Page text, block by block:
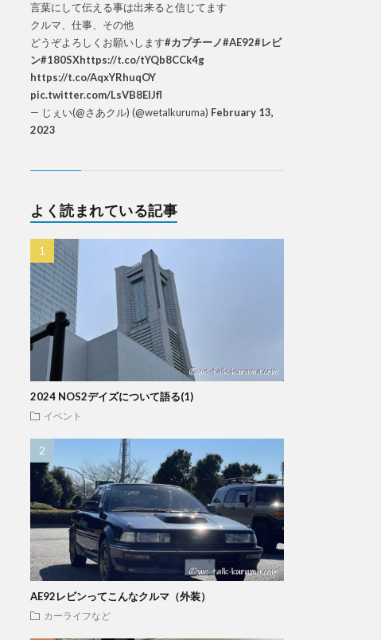
言葉にして伝える事は出来ると信じてます
クルマ、仕事、その他
どうぞよろしくお願いします#カプチーノ#AE92#レビ
ン#180SXhttps://t.co/tYQb8CCk4g
https://t.co/AqxYRhuqOY
pic.twitter.com/LsVB8ElJfl
— じぇい(@さあクル) (@wetalkuruma) February 13,
2023
よく読まれている記事
2024 NOS2デイズについて語る(1)
イベント
AE92レビンってこんなクルマ（外装）
カーライフなど